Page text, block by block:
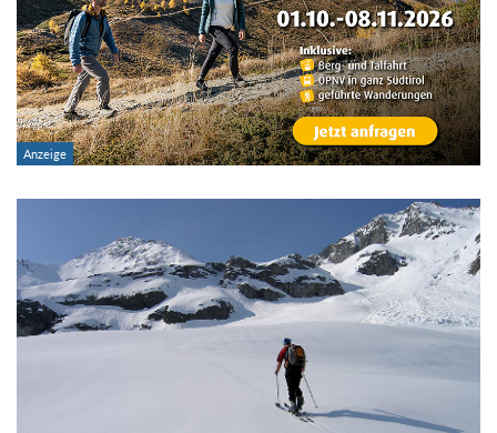
Gebirge:
Art der Tour:
von
bis
Kondition (Tourdauer):
von
bis